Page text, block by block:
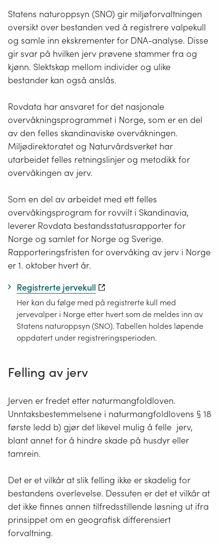
Statens naturoppsyn (SNO) gir miljøforvaltningen
oversikt over bestanden ved å registrere valpekull
og samle inn ekskrementer for DNA-analyse. Disse
gir svar på hvilken jerv prøvene stammer fra og
kjønn. Slektskap mellom individer og ulike
bestander kan også anslås.
Rovdata har ansvaret for det nasjonale
overvåkningsprogrammet i Norge, som er en del
av den felles skandinaviske overvåkningen.
Miljødirektoratet og Naturvårdsverket har
utarbeidet felles retningslinjer og metodikk for
overvåkingen av jerv.
Som en del av arbeidet med ett felles
overvåkingsprogram for rovvilt i Skandinavia,
leverer Rovdata bestandsstatusrapporter for
Norge og samlet for Norge og Sverige.
Rapporteringsfristen for overvåking av jerv i Norge
er 1. oktober hvert år.
Registrerte jervekull
Her kan du følge med på registrerte kull med
jervevalper i Norge etter hvert som de meldes inn av
Statens naturoppsyn (SNO). Tabellen holdes løpende
oppdatert under registreringsperioden.
Felling av jerv
Jerven er fredet etter naturmangfoldloven.
Unntaksbestemmelsene i naturmangfoldlovens § 18
første ledd b) gjør det likevel mulig å felle jerv,
blant annet for å hindre skade på husdyr eller
tamrein.
Det er et vilkår at slik felling ikke er skadelig for
bestandens overlevelse. Dessuten er det et vilkår at
det ikke finnes annen tilfredsstillende løsning ut ifra
prinsippet om en geografisk differensiert
forvaltning.